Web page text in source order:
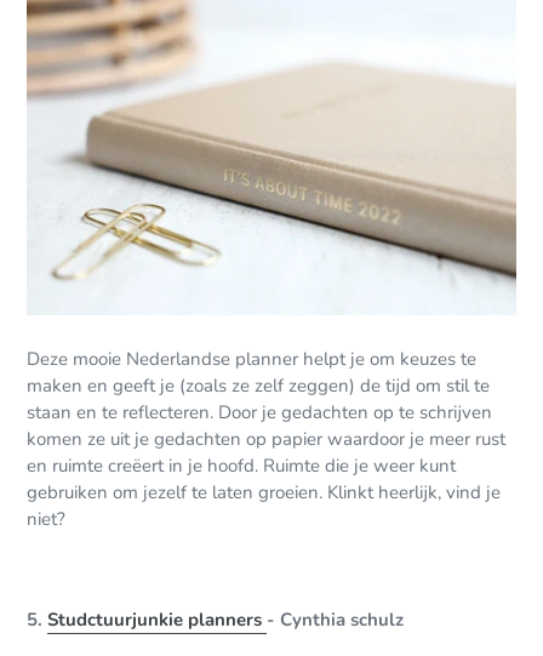
Deze mooie Nederlandse planner helpt je om keuzes te
maken en geeft je (zoals ze zelf zeggen) de tijd om stil te
staan en te reflecteren. Door je gedachten op te schrijven
komen ze uit je gedachten op papier waardoor je meer rust
en ruimte creëert in je hoofd. Ruimte die je weer kunt
gebruiken om jezelf te laten groeien. Klinkt heerlijk, vind je
niet?
5. Studctuurjunkie planners - Cynthia schulz